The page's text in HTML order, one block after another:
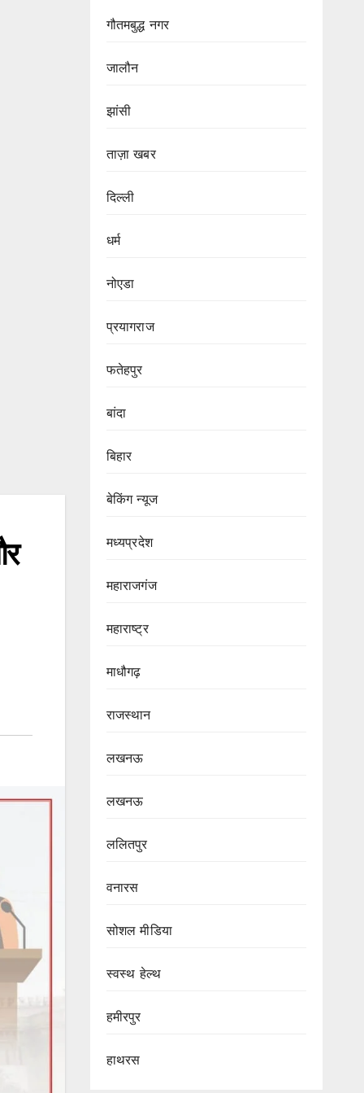
गौतमबुद्ध नगर
जालौन
झांसी
ताज़ा खबर
दिल्ली
धर्म
नोएडा
प्रयागराज
फतेहपुर
बांदा
बिहार
बेकिंग न्यूज
मध्यप्रदेश
महाराजगंज
महाराष्ट्र
माधौगढ़
राजस्थान
लखनऊ
लखनऊ
ललितपुर
वनारस
सोशल मीडिया
स्वस्थ हेल्थ
हमीरपुर
हाथरस